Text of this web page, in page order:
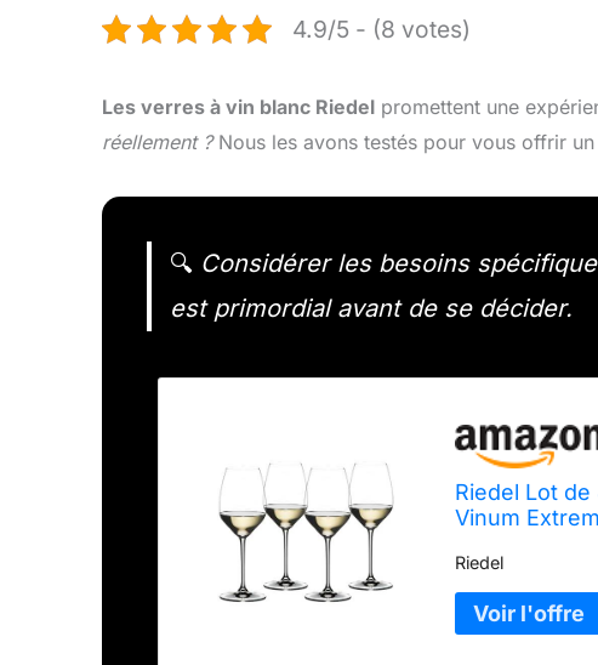
4.9/5 - (8 votes)
Les verres à vin blanc Riedel promettent une
réellement ?Nous les avons testés pour vous offrir
🔍 Considérer les besoins
est primordial avant de se décider.
Riedel Lot
Vinum
Riedel